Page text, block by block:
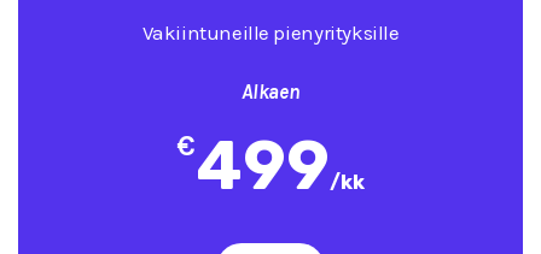
Vakiintuneille pienyrityksille
Alkaen
€499/kk